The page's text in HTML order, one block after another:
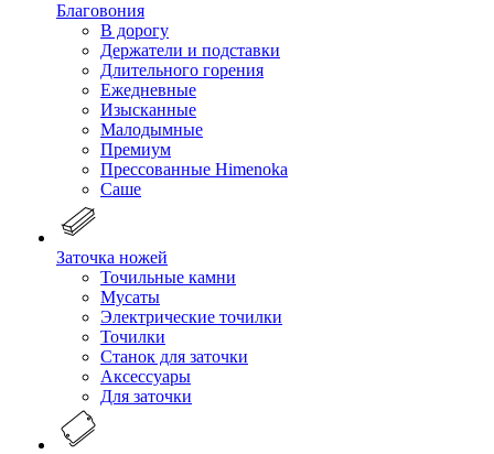
Благовония
В дорогу
Держатели и подставки
Длительного горения
Ежедневные
Изысканные
Малодымные
Премиум
Прессованные Himenoka
Саше
Заточка ножей
Точильные камни
Мусаты
Электрические точилки
Точилки
Станок для заточки
Аксессуары
Для заточки